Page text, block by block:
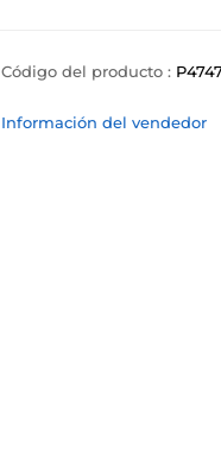
Código del producto :
Información del vendedor